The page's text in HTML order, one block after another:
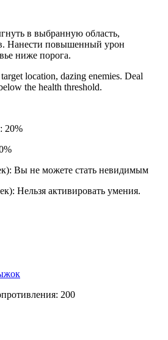
в выбранную область,
Нанести повышенный урон
ниже порога.
location, dazing enemies. Deal
the health threshold.
20%
Вы не можете стать невидимым
Нельзя активировать умения.
200